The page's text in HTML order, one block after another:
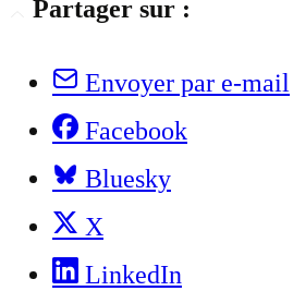
Partager sur :
Envoyer par e-mail
Facebook
Bluesky
X
LinkedIn